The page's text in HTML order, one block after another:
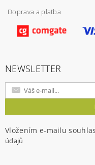
Doprava a platba
NEWSLETTER
Vložením e-mailu
údajů